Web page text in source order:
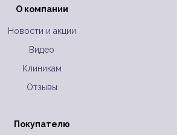
О компании
Новости и акции
Видео
Клиникам
Отзывы
Покупателю